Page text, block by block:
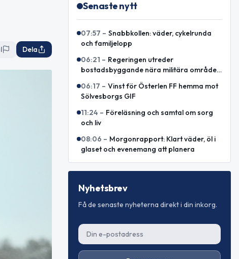
Dela
Senaste nytt
07:57 – Snabbkollen: väder, cykelrunda
och familjelopp
06:21 – Regeringen utreder
bostadsbyggande nära militära områden
06:17 – Vinst för Österlen FF hemma mot
Sölvesborgs GIF
11:24 – Föreläsning och samtal om sorg
och liv
08:06 – Morgonrapport: Klart väder, öl i
glaset och evenemang att planera
Nyhetsbrev
Få de senaste nyheterna direkt i din inkorg.